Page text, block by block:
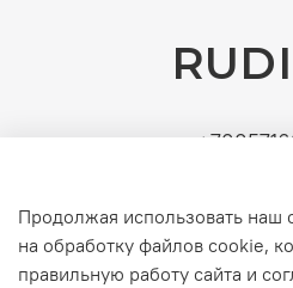
УСН (без НДС).
серверного и
Продолжая использовать наш
на обработку файлов cookie,
правильную работу сайта и